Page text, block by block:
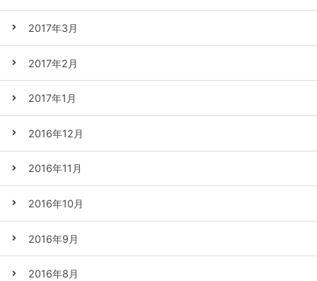
2017年3月
2017年2月
2017年1月
2016年12月
2016年11月
2016年10月
2016年9月
2016年8月